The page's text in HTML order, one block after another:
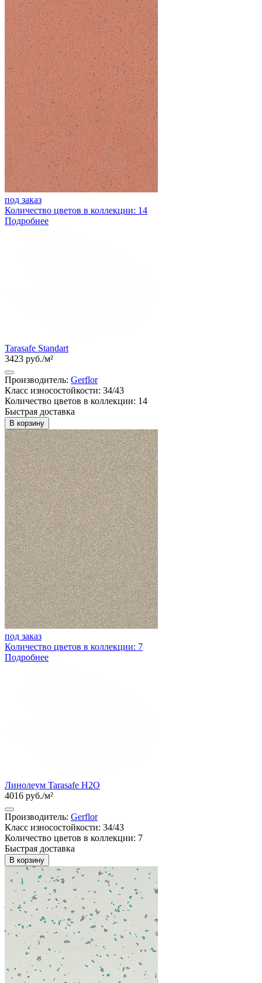
под заказ
Количество цветов в коллекции: 14
Подробнее
Tarasafe Standart
3423 руб./м²
Производитель: Gerflor
Класс износостойкости: 34/43
Количество цветов в коллекции: 14
Быстрая доставка
В корзину
под заказ
Количество цветов в коллекции: 7
Подробнее
Линолеум Tarasafe H2O
4016 руб./м²
Производитель: Gerflor
Класс износостойкости: 34/43
Количество цветов в коллекции: 7
Быстрая доставка
В корзину